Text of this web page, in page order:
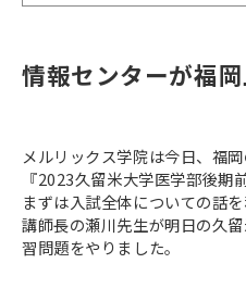
情報センターが福
メルリックス学院は今日、福
『2023久留米大学医学部後期
まずは入試全体についての話
講師長の瀬川先生が明日の久
習問題をやりました。